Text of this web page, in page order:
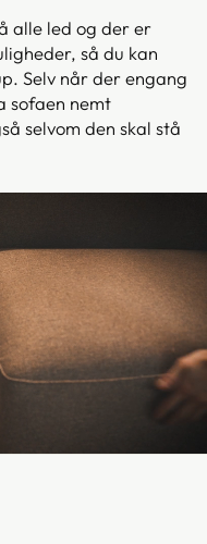
alle led og der er
så du kan
Selv når der engang
sofaen nemt
selvom den skal stå